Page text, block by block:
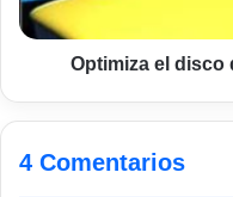
Optimiza el
4 Comentarios